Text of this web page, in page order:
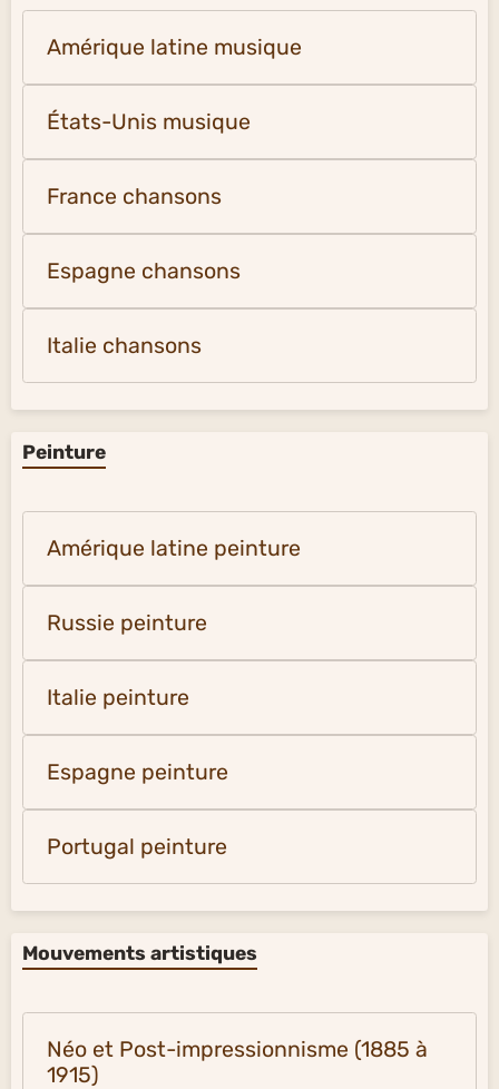
Amérique latine musique
États-Unis musique
France chansons
Espagne chansons
Italie chansons
Peinture
Amérique latine peinture
Russie peinture
Italie peinture
Espagne peinture
Portugal peinture
Mouvements artistiques
Néo et Post-impressionnisme (1885 à
1915)